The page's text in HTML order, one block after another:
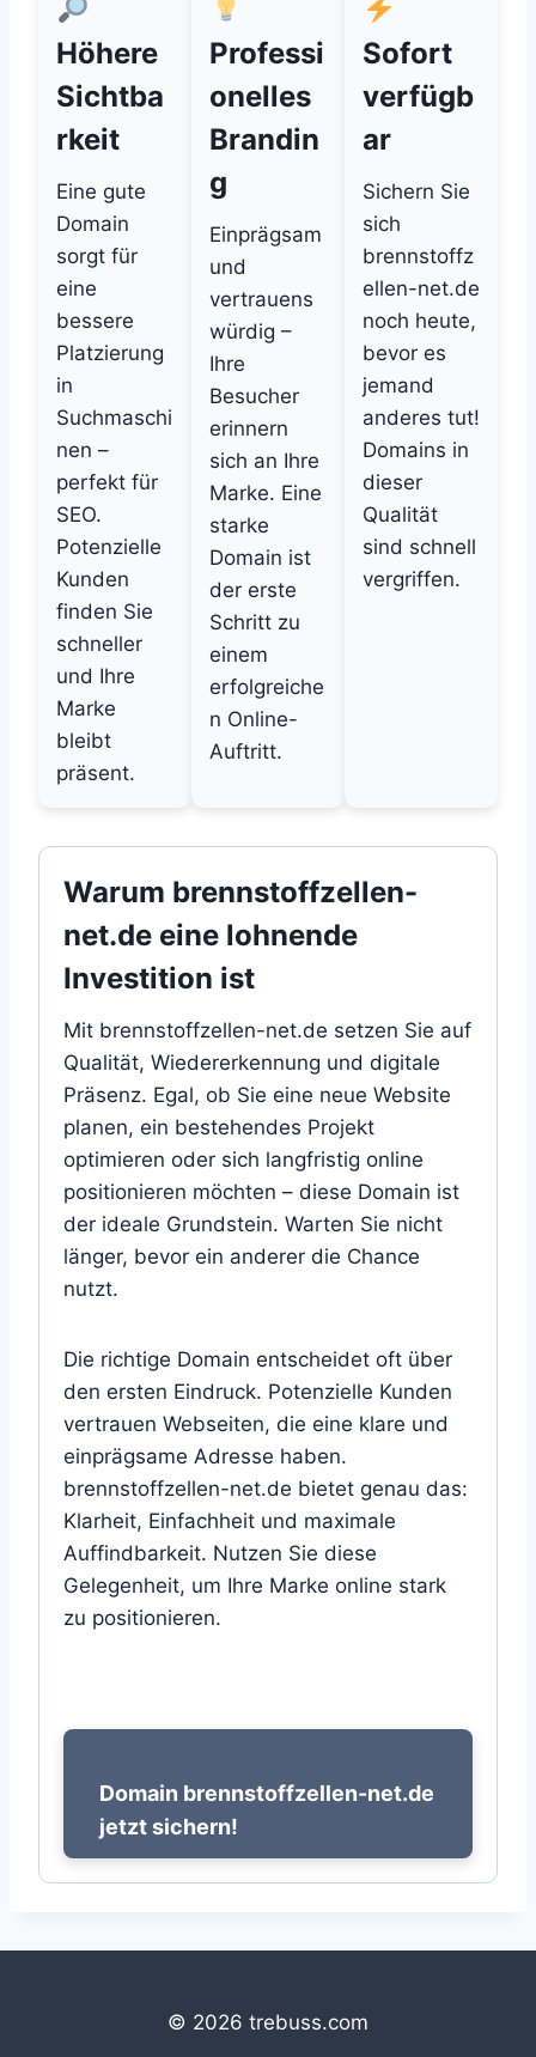
Höhere
Sichtba
rkeit
Eine gute
Domain
sorgt für
eine
bessere
Platzierung
in
Suchmaschi
nen –
perfekt für
SEO.
Potenzielle
Kunden
finden Sie
schneller
und Ihre
Marke
bleibt
präsent.
Professi
onelles
Brandin
g
Einprägsam
und
vertrauens
würdig –
Ihre
Besucher
erinnern
sich an Ihre
Marke. Eine
starke
Domain ist
der erste
Schritt zu
einem
erfolgreiche
n Online-
Auftritt.
Sofort
verfügb
ar
Sichern Sie
sich
brennstoffz
ellen-net.de
noch heute,
bevor es
jemand
anderes tut!
Domains in
dieser
Qualität
sind schnell
vergriffen.
Warum brennstoffzellen-
net.de eine lohnende
Investition ist
Mit brennstoffzellen-net.de setzen Sie auf
Qualität, Wiedererkennung und digitale
Präsenz. Egal, ob Sie eine neue Website
planen, ein bestehendes Projekt
optimieren oder sich langfristig online
positionieren möchten – diese Domain ist
der ideale Grundstein. Warten Sie nicht
länger, bevor ein anderer die Chance
nutzt.
Die richtige Domain entscheidet oft über
den ersten Eindruck. Potenzielle Kunden
vertrauen Webseiten, die eine klare und
einprägsame Adresse haben.
brennstoffzellen-net.de bietet genau das:
Klarheit, Einfachheit und maximale
Auffindbarkeit. Nutzen Sie diese
Gelegenheit, um Ihre Marke online stark
zu positionieren.
Domain brennstoffzellen-net.de
jetzt sichern!
© 2026 trebuss.com